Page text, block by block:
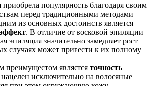
приобрела популярность благодаря своим
перед традиционными методами
из основных достоинств является
. В отличие от восковой эпиляции
эпиляция значительно замедляет рост
случаях может привести к их полному
является точность
нацелен исключительно на волосяные